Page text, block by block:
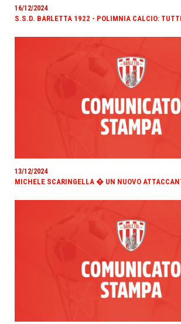
16/12/2024
S.S.D. BARLETTA 1922 - POLIMNIA CALCIO:
13/12/2024
MICHELE SCARINGELLA � UN NUOVO